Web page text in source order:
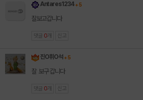
Antares1234 + 5
잘보고갑니다
댓글 0 개 신고
진O휘O석 + 5
잘 보구 갑니다
댓글 0 개 신고